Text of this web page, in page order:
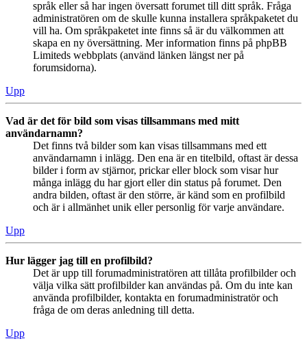
språk eller så har ingen översatt forumet till ditt språk. Fråga
administratören om de skulle kunna installera språkpaketet du
vill ha. Om språkpaketet inte finns så är du välkommen att
skapa en ny översättning. Mer information finns på phpBB
Limiteds webbplats (använd länken längst ner på
forumsidorna).
Upp
Vad är det för bild som visas tillsammans med mitt
användarnamn?
Det finns två bilder som kan visas tillsammans med ett
användarnamn i inlägg. Den ena är en titelbild, oftast är dessa
bilder i form av stjärnor, prickar eller block som visar hur
många inlägg du har gjort eller din status på forumet. Den
andra bilden, oftast är den större, är känd som en profilbild
och är i allmänhet unik eller personlig för varje användare.
Upp
Hur lägger jag till en profilbild?
Det är upp till forumadministratören att tillåta profilbilder och
välja vilka sätt profilbilder kan användas på. Om du inte kan
använda profilbilder, kontakta en forumadministratör och
fråga de om deras anledning till detta.
Upp